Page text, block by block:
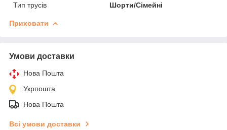
Тип трусів
Шорти/Сімейні
Приховати
Умови доставки
Нова Пошта
Укрпошта
Нова Пошта
Всі умови доставки